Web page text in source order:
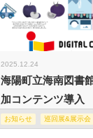
2025.12.24
海陽町立海南図書
加コンテンツ導入
お知らせ 巡回展&展示会